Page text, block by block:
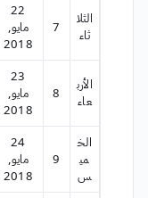
الثلا
ثاء
7
22
مايو,
2018
الأرب
عاء
8
23
مايو,
2018
الخ
مي
س
9
24
مايو,
2018